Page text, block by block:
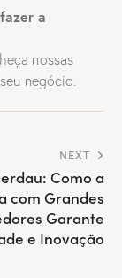
a
nossas
negócio.
NEXT
Como a
com Grandes
Garante
e Inovação